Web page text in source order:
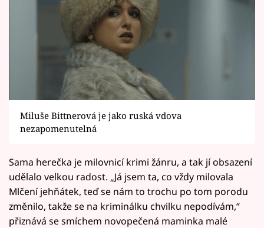
Miluše Bittnerová je jako ruská vdova
nezapomenutelná
Sama herečka je milovnicí krimi žánru, a tak jí obsazení
udělalo velkou radost. „Já jsem ta, co vždy milovala
Mlčení jehňátek, teď se nám to trochu po tom porodu
změnilo, takže se na kriminálku chvilku nepodívám,“
přiznává se smíchem novopečená maminka malé